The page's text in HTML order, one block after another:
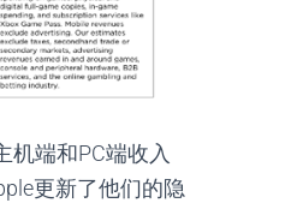
机端和PC端收入
更新了他们的隐